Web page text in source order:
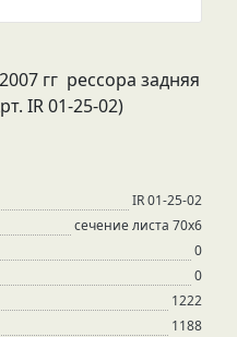
гг рессора задняя
IR 01-25-02)
IR 01-25-02
сечение листа 70х6
0
0
1222
1188